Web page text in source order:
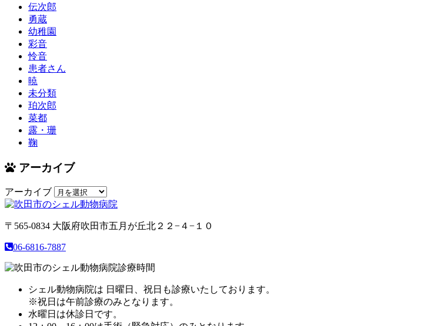
伝次郎
勇蔵
幼稚園
彩音
怜音
患者さん
暁
未分類
珀次郎
菜都
露・珊
鞠
アーカイブ
アーカイブ
〒565-0834 大阪府吹田市五月が丘北２２−４−１０
06-6816-7887
シェル動物病院は 日曜日、祝日も診療いたしております。
※祝日は午前診療のみとなります。
水曜日は休診日です。